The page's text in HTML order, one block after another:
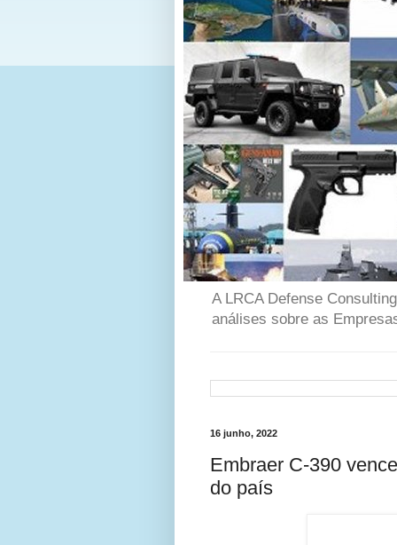
A LRCA Defense
análises sobre as
16 junho, 2022
Embraer C-390
do país